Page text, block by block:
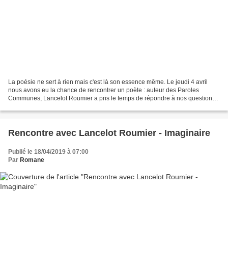
La poésie ne sert à rien mais c'est là son essence même. Le jeudi 4 avril
nous avons eu la chance de rencontrer un poète : auteur des Paroles
Communes, Lancelot Roumier a pris le temps de répondre à nos questions.
Rencontre avec Lancelot Roumier - Imaginaire
Publié le 18/04/2019 à 07:00
Par Romane